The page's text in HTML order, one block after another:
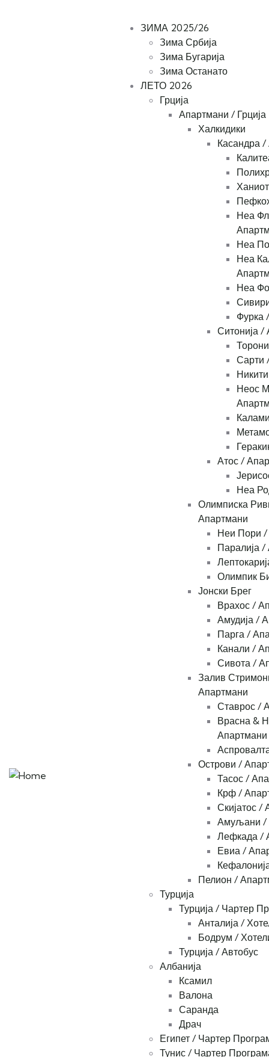
ЗИМА 2025/26
Зима Србија
Зима Бугарија
Зима Останато
ЛЕТО 2026
Грција
Апартмани / Грција
Халкидики
Касандра
Неа
Неа
Неа
Неа
Фурка
Ситонија /
Сарти
Неос
Атос /
Неа
Олимписка
Апартмани
Неи Пори /
Паралија
Олимпик
Јонски Брег
Врахос /
Амудија /
Парга /
Канали /
Сивота /
Залив
Апартмани
Ставрос /
Врасна &
Апартмани
Острови /
Тасос /
Крф /
Скијатос /
Амуљани /
Лефкада /
Евиа /
Пелион /
Турција
Турција / Чартер
Анталија /
Бодрум /
Турција / Автобус
Албанија
Ксамил
Валона
Саранда
Драч
Египет / Чартер
Тунис / Чартер